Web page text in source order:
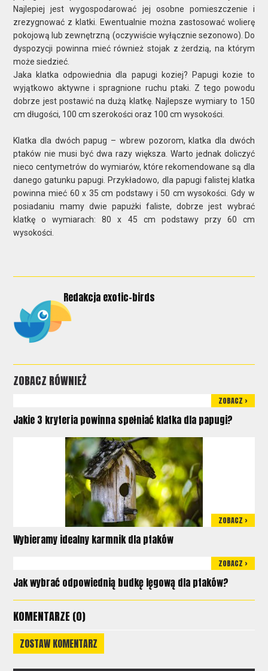
Najlepiej jest wygospodarować jej osobne pomieszczenie i
zrezygnować z klatki. Ewentualnie można zastosować wolierę
pokojową lub zewnętrzną (oczywiście wyłącznie sezonowo). Do
dyspozycji powinna mieć również stojak z żerdzią, na którym
może siedzieć.
Jaka klatka odpowiednia dla papugi koziej? Papugi kozie to
wyjątkowo aktywne i spragnione ruchu ptaki. Z tego powodu
dobrze jest postawić na dużą klatkę. Najlepsze wymiary to 150
cm długości, 100 cm szerokości oraz 100 cm wysokości.
Klatka dla dwóch papug – wbrew pozorom, klatka dla dwóch
ptaków nie musi być dwa razy większa. Warto jednak doliczyć
nieco centymetrów do wymiarów, które rekomendowane są dla
danego gatunku papugi. Przykładowo, dla papugi falistej klatka
powinna mieć 60 x 35 cm podstawy i 50 cm wysokości. Gdy w
posiadaniu mamy dwie papużki faliste, dobrze jest wybrać
klatkę o wymiarach: 80 x 45 cm podstawy przy 60 cm
wysokości.
Redakcja exotic-birds
ZOBACZ RÓWNIEŻ
ZOBACZ >
Jakie 3 kryteria powinna spełniać klatka dla papugi?
ZOBACZ >
Wybieramy idealny karmnik dla ptaków
ZOBACZ >
Jak wybrać odpowiednią budkę lęgową dla ptaków?
KOMENTARZE (0)
ZOSTAW KOMENTARZ